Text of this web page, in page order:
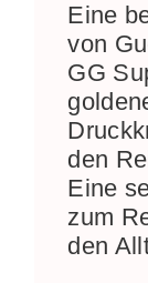
Eine
von
GG
den
Eine
zum
den